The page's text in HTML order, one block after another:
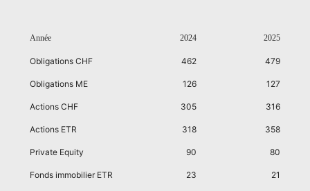
Année 2024 2025
Obligations CHF 462 479
Obligations ME 126 127
Actions CHF 305 316
Actions ETR 318 358
Private Equity 90 80
Fonds immobilier ETR 23 21